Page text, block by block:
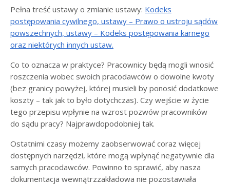
Pełna treść ustawy o zmianie ustawy: Kodeks
postępowania cywilnego, ustawy – Prawo o ustroju sądów
powszechnych, ustawy – Kodeks postępowania karnego
oraz niektórych innych ustaw.
Co to oznacza w praktyce? Pracownicy będą mogli wnosić
roszczenia wobec swoich pracodawców o dowolne kwoty
(bez granicy powyżej, której musieli by ponosić dodatkowe
koszty – tak jak to było dotychczas). Czy wejście w życie
tego przepisu wpłynie na wzrost pozwów pracowników
do sądu pracy? Najprawdopodobniej tak.
Ostatnimi czasy możemy zaobserwować coraz więcej
dostępnych narzędzi, które mogą wpłynąć negatywnie dla
samych pracodawców. Powinno to sprawić, aby nasza
dokumentacja wewnątrzzakładowa nie pozostawiała